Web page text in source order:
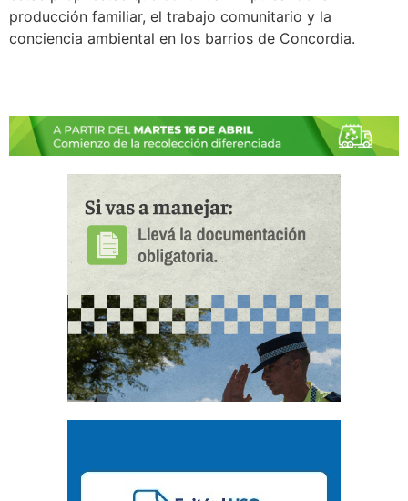
producción familiar, el trabajo comunitario y la
conciencia ambiental en los barrios de Concordia.